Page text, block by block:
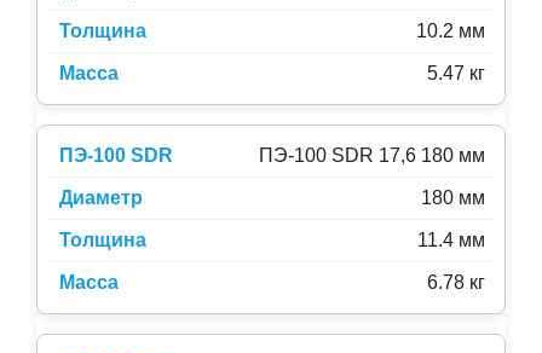
10.2 мм
5.47 кг
ПЭ-100 SDR 17,6 180 мм
180 мм
11.4 мм
6.78 кг